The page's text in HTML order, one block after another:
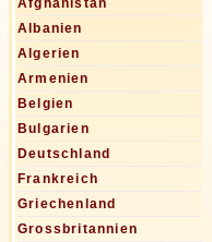
Afghanistan
Albanien
Algerien
Armenien
Belgien
Bulgarien
Deutschland
Frankreich
Griechenland
Grossbritannien